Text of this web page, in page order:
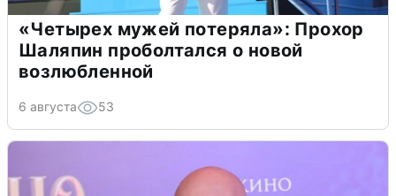
«Четырех мужей потеряла»: Прохор
Шаляпин проболтался о новой
возлюбленной
6 августа 53